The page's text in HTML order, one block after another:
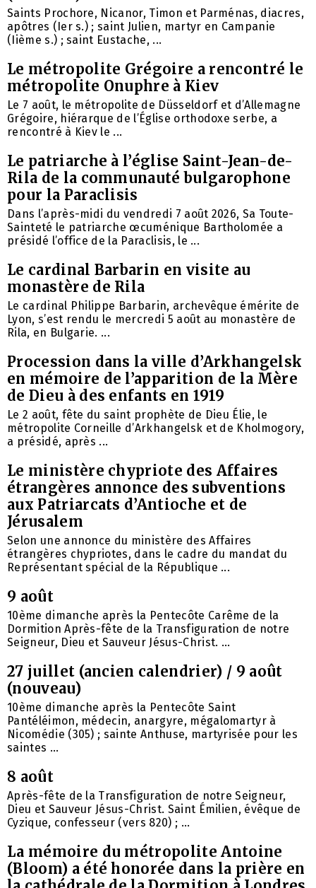
Saints Prochore, Nicanor, Timon et Parménas, diacres,
apôtres (Ier s.) ; saint Julien, martyr en Campanie
(Iième s.) ; saint Eustache, ...
Le métropolite Grégoire a rencontré le
métropolite Onuphre à Kiev
Le 7 août, le métropolite de Düsseldorf et d’Allemagne
Grégoire, hiérarque de l’Église orthodoxe serbe, a
rencontré à Kiev le ...
Le patriarche à l’église Saint-Jean-de-
Rila de la communauté bulgarophone
pour la Paraclisis
Dans l’après-midi du vendredi 7 août 2026, Sa Toute-
Sainteté le patriarche œcuménique Bartholomée a
présidé l’office de la Paraclisis, le ...
Le cardinal Barbarin en visite au
monastère de Rila
Le cardinal Philippe Barbarin, archevêque émérite de
Lyon, s’est rendu le mercredi 5 août au monastère de
Rila, en Bulgarie. ...
Procession dans la ville d’Arkhangelsk
en mémoire de l’apparition de la Mère
de Dieu à des enfants en 1919
Le 2 août, fête du saint prophète de Dieu Élie, le
métropolite Corneille d’Arkhangelsk et de Kholmogory,
a présidé, après ...
Le ministère chypriote des Affaires
étrangères annonce des subventions
aux Patriarcats d’Antioche et de
Jérusalem
Selon une annonce du ministère des Affaires
étrangères chypriotes, dans le cadre du mandat du
Représentant spécial de la République ...
9 août
10ème dimanche après la Pentecôte Carême de la
Dormition Après-fête de la Transfiguration de notre
Seigneur, Dieu et Sauveur Jésus-Christ. ...
27 juillet (ancien calendrier) / 9 août
(nouveau)
10ème dimanche après la Pentecôte Saint
Pantéléimon, médecin, anargyre, mégalomartyr à
Nicomédie (305) ; sainte Anthuse, martyrisée pour les
saintes ...
8 août
Après-fête de la Transfiguration de notre Seigneur,
Dieu et Sauveur Jésus-Christ. Saint Émilien, évêque de
Cyzique, confesseur (vers 820) ; ...
La mémoire du métropolite Antoine
(Bloom) a été honorée dans la prière en